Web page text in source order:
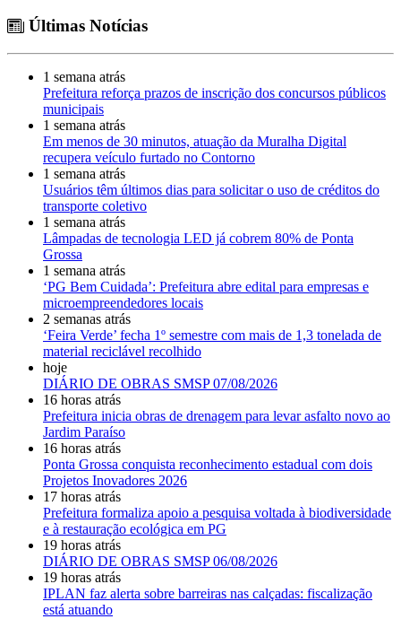
Últimas Notícias
1 semana atrás
Prefeitura reforça prazos de inscrição dos concursos públicos
municipais
1 semana atrás
Em menos de 30 minutos, atuação da Muralha Digital
recupera veículo furtado no Contorno
1 semana atrás
Usuários têm últimos dias para solicitar o uso de créditos do
transporte coletivo
1 semana atrás
Lâmpadas de tecnologia LED já cobrem 80% de Ponta
Grossa
1 semana atrás
‘PG Bem Cuidada’: Prefeitura abre edital para empresas e
microempreendedores locais
2 semanas atrás
‘Feira Verde’ fecha 1º semestre com mais de 1,3 tonelada de
material reciclável recolhido
hoje
DIÁRIO DE OBRAS SMSP 07/08/2026
16 horas atrás
Prefeitura inicia obras de drenagem para levar asfalto novo ao
Jardim Paraíso
16 horas atrás
Ponta Grossa conquista reconhecimento estadual com dois
Projetos Inovadores 2026
17 horas atrás
Prefeitura formaliza apoio a pesquisa voltada à biodiversidade
e à restauração ecológica em PG
19 horas atrás
DIÁRIO DE OBRAS SMSP 06/08/2026
19 horas atrás
IPLAN faz alerta sobre barreiras nas calçadas: fiscalização
está atuando